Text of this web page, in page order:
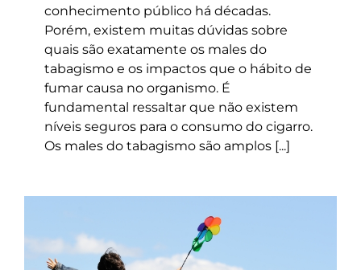
conhecimento público há décadas.
Porém, existem muitas dúvidas sobre
quais são exatamente os males do
tabagismo e os impactos que o hábito de
fumar causa no organismo. É
fundamental ressaltar que não existem
níveis seguros para o consumo do cigarro.
Os males do tabagismo são amplos [...]